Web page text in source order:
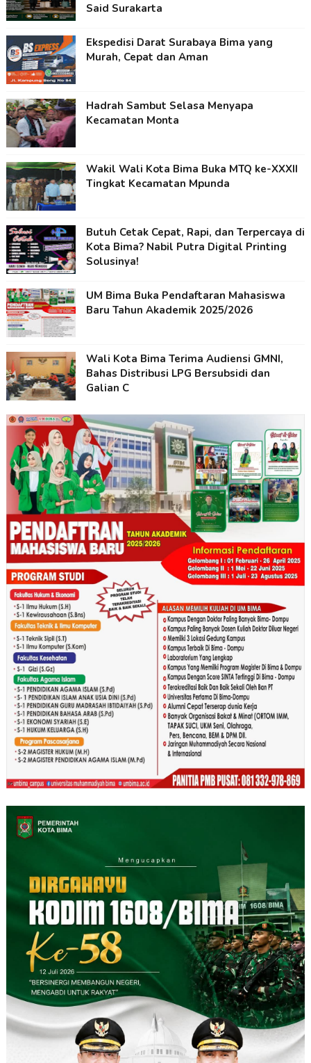
Said Surakarta
Ekspedisi Darat Surabaya Bima yang
Murah, Cepat dan Aman
Hadrah Sambut Selasa Menyapa
Kecamatan Monta
Wakil Wali Kota Bima Buka MTQ ke-XXXII
Tingkat Kecamatan Mpunda
Butuh Cetak Cepat, Rapi, dan Terpercaya di
Kota Bima? Nabil Putra Digital Printing
Solusinya!
UM Bima Buka Pendaftaran Mahasiswa
Baru Tahun Akademik 2025/2026
Wali Kota Bima Terima Audiensi GMNI,
Bahas Distribusi LPG Bersubsidi dan
Galian C